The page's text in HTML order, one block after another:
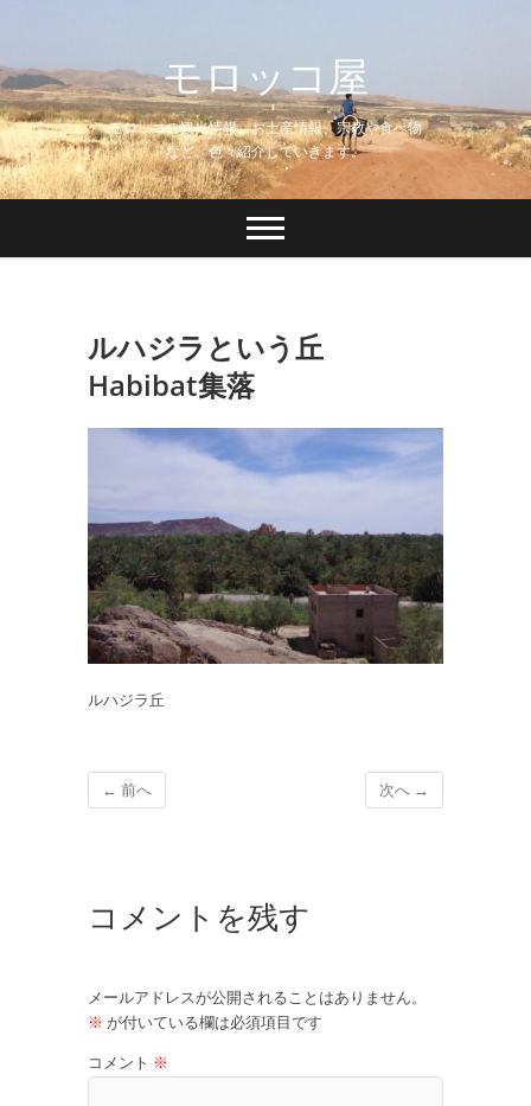
content
モロッコ屋
モロッコの観光情報、お土産情報、宗教や食べ物
など、色々紹介していきます。
ルハジラという丘
Habibat集落
ルハジラ丘
← 前へ 次へ →
コメントを残す
メールアドレスが公開されることはありません。
※ が付いている欄は必須項目です
コメント ※